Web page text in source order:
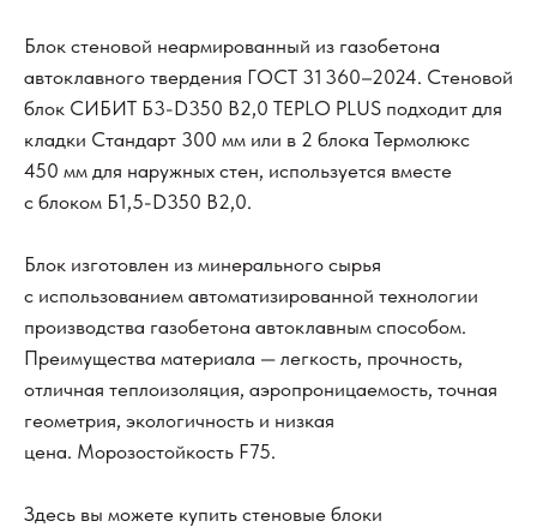
Блок стеновой неармированный из газобетона
автоклавного твердения ГОСТ 31 360–2024. Стеновой
блок СИБИТ Б3-D350 В2,0 TEPLO PLUS подходит для
кладки Стандарт 300 мм или в 2 блока Термолюкс
450 мм для наружных стен, используется вместе
с блоком Б1,5-D350 B2,0.
Блок изготовлен из минерального сырья
с использованием автоматизированной технологии
производства газобетона автоклавным способом.
Преимущества материала — легкость, прочность,
отличная теплоизоляция, аэропроницаемость, точная
геометрия, экологичность и низкая
цена. Морозостойкость F75.
Здесь вы можете купить стеновые блоки